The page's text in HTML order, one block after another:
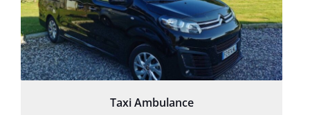
Taxi Ambulance